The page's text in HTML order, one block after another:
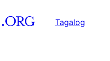
Tagalog